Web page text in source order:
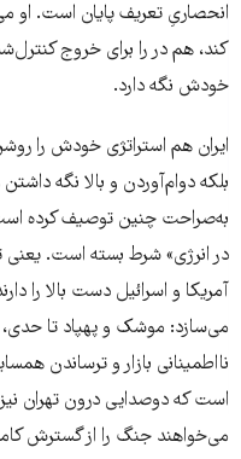
انحصاریِ تعریف پایان است. او
کند، هم در را برای خروج
خودش نگه دارد.
ایران هم استراتژی خودش را
بلکه دوام‌آوردن و بالا نگه
به‌صراحت چنین توصیف کرده
در انرژی» شرط بسته است. یعنی
آمریکا و اسرائیل دست بالا را
می‌سازد: موشک و پهپاد تا حدی،
نااطمینانی بازار و ترساندن
است که دوصدایی درون تهران
می‌خواهند جنگ را از گسترش